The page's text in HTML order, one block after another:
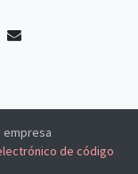
empresa
de código